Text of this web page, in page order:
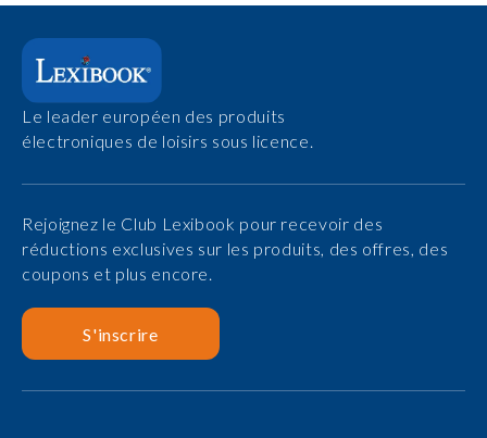
Le leader européen des produits
électroniques de loisirs sous licence.
Rejoignez le Club Lexibook pour recevoir des
réductions exclusives sur les produits, des offres, des
coupons et plus encore.
S'inscrire